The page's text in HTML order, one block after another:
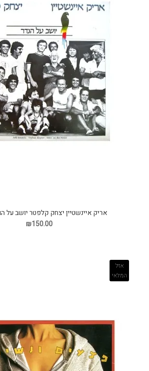
אריק איינשטיין יצחק קלפטר יושב על
₪150.00
אזל
המלאי